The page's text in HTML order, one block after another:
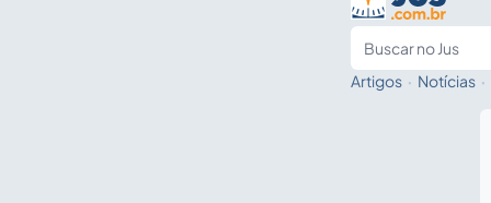
Artigos · Notícias ·